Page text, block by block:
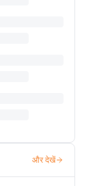
और देखें